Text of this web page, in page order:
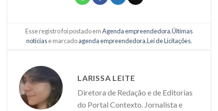
Esse registro foi postado emAgenda empreendedora,Últimas
notíciase marcadoagenda empreendedora,Lei de Licitações.
LARISSA LEITE
Diretora de Redação e de Editorias
do Portal Contexto. Jornalista e